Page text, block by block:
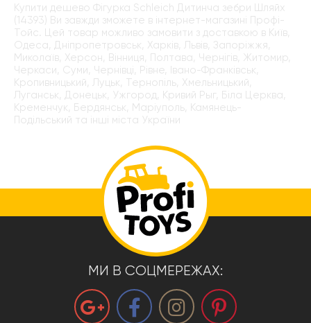
Купити дешево Фігурка Schleich Дитинча зебри Шляйх
(14393) Ви завжди зможете в інтернет-магазині Профі-
Тойс. Цей товар можливо замовити з доставкою в Київ,
Одеса, Дніпропетровськ, Харків, Львів, Запоріжжя,
Миколаїв, Херсон, Вінниця, Полтава, Чернігів, Житомир,
Черкаси, Суми, Чернівці, Рівне, Івано-Франківськ,
Кропивницький, Луцьк, Тернопіль, Хмельницький,
Луганськ, Донецьк, Ужгород, Кривий Рыг, Біла Церква,
Кременчук, Бердянськ, Маріуполь, Камянець-
Подільський та інші міста України
МИ В СОЦМЕРЕЖАХ: